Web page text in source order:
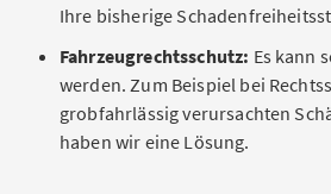
Ihre bisherige
Fahrzeugrechtsschutz: Es kann
werden. Zum Beispiel bei
grobfahrlässig verursachten
haben wir eine Lösung.